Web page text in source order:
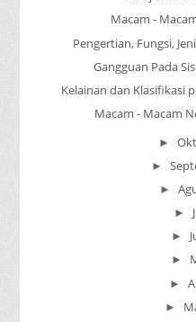
Macam -
Pengertian, Fungsi,
Gangguan Pada
Kelainan dan Klasifikasi
Macam - Macam
►
►
►
►
►
►
►
►